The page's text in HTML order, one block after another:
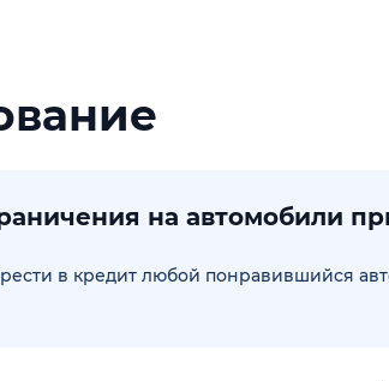
на автомобили
в кредит любой понравившийся